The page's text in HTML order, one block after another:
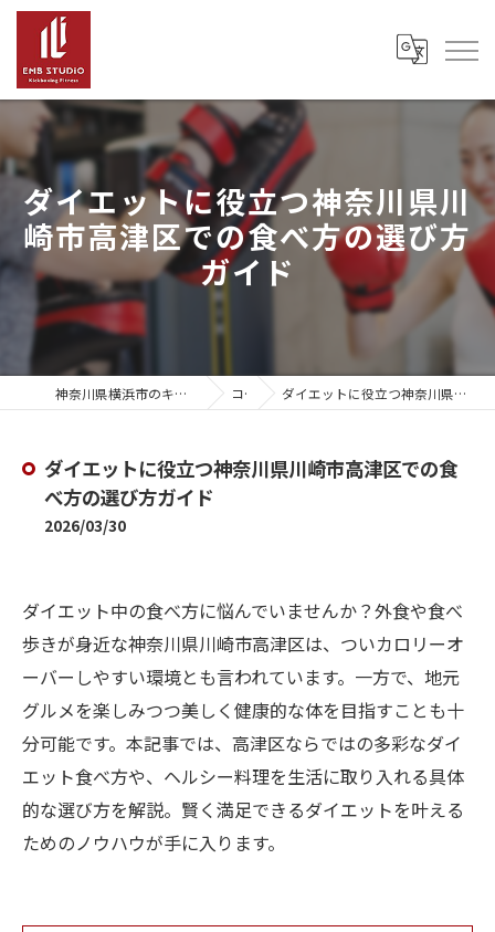
ダイエットに役立つ神奈川県川
崎市高津区での食べ方の選び方
ガイド
神奈川県横浜市のキックボクシングならEMB Studio コラム ダイエットに役立つ神奈川県川崎市高津区での食べ方の選び方ガイド
ダイエットに役立つ神奈川県川崎市高津区での食
べ方の選び方ガイド
2026/03/30
ダイエット中の食べ方に悩んでいませんか？外食や食べ
歩きが身近な神奈川県川崎市高津区は、ついカロリーオ
ーバーしやすい環境とも言われています。一方で、地元
グルメを楽しみつつ美しく健康的な体を目指すことも十
分可能です。本記事では、高津区ならではの多彩なダイ
エット食べ方や、ヘルシー料理を生活に取り入れる具体
的な選び方を解説。賢く満足できるダイエットを叶える
ためのノウハウが手に入ります。